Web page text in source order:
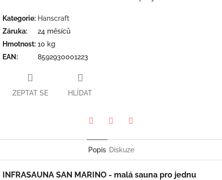
Kategorie: Hanscraft
Záruka:
24 měsíců
Hmotnost: 10 kg
EAN : 8592930001223
ZEPTAT SE HLÍDAT
Popis Diskuze
INFRASAUNA SAN MARINO - malá sauna pro jednu